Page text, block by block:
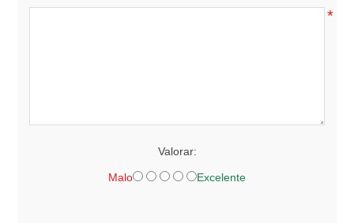
*
Valorar:
Malo Excelente